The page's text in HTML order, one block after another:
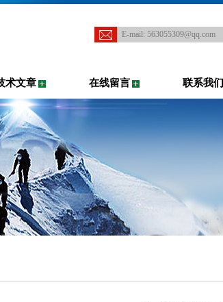
E-mail: 563055309@qq.com
术文章 在线留言 联系我们